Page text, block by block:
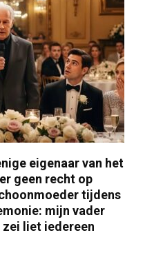
eigenaar van het
geen recht op
tijdens
mijn vader
liet iedereen